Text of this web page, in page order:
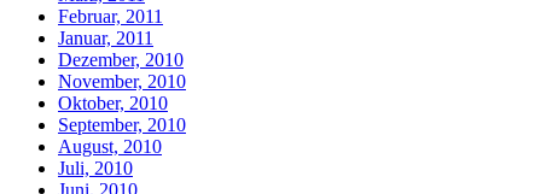
Februar, 2011
Januar, 2011
Dezember, 2010
November, 2010
Oktober, 2010
September, 2010
August, 2010
Juli, 2010
Juni, 2010